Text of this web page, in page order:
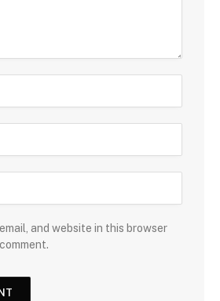
and website in this browser